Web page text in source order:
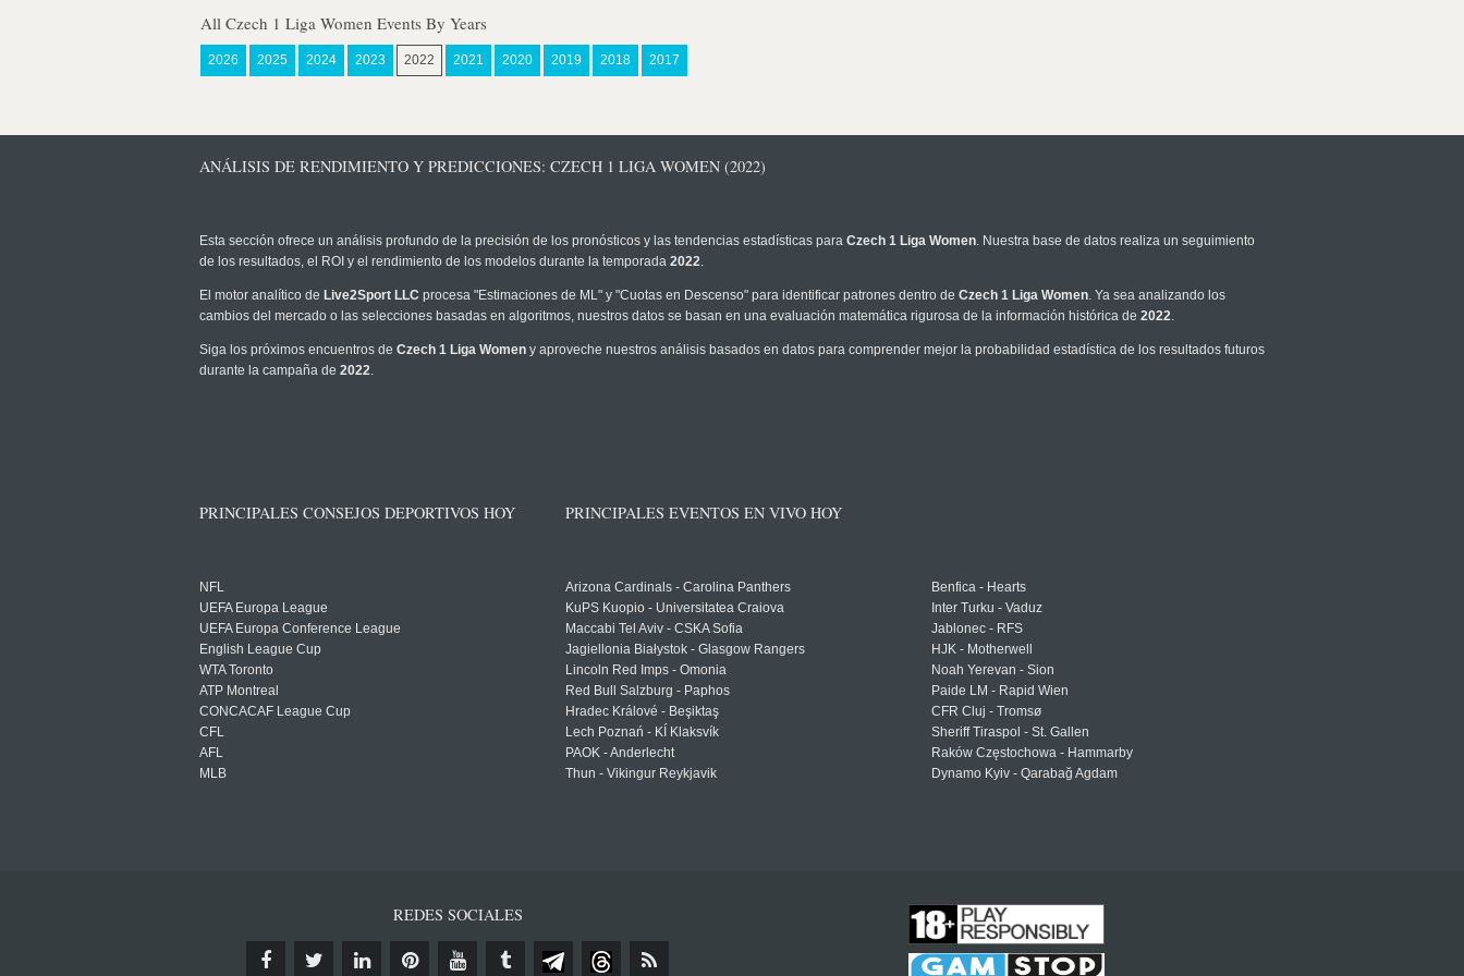
All Czech 1 Liga Women Events By Years
2026 2025 2024 2023 2022 2021 2020 2019 2018 2017
ANÁLISIS DE RENDIMIENTO Y PREDICCIONES: CZECH 1 LIGA WOMEN (2022)
Esta sección ofrece un análisis profundo de la precisión de los pronósticos y las tendencias estadísticas para Czech 1 Liga Women. Nuestra base de datos realiza un seguimiento
de los resultados, el ROI y el rendimiento de los modelos durante la temporada 2022.
El motor analítico de Live2Sport LLC procesa "Estimaciones de ML" y "Cuotas en Descenso" para identificar patrones dentro de Czech 1 Liga Women. Ya sea analizando los
cambios del mercado o las selecciones basadas en algoritmos, nuestros datos se basan en una evaluación matemática rigurosa de la información histórica de 2022.
Siga los próximos encuentros de Czech 1 Liga Women y aproveche nuestros análisis basados en datos para comprender mejor la probabilidad estadística de los resultados futuros
durante la campaña de 2022.
PRINCIPALES CONSEJOS DEPORTIVOS HOY
NFL
UEFA Europa League
UEFA Europa Conference League
English League Cup
WTA Toronto
ATP Montreal
CONCACAF League Cup
CFL
AFL
MLB
PRINCIPALES EVENTOS EN VIVO HOY
Arizona Cardinals - Carolina Panthers
KuPS Kuopio - Universitatea Craiova
Maccabi Tel Aviv - CSKA Sofia
Jagiellonia Białystok - Glasgow Rangers
Lincoln Red Imps - Omonia
Red Bull Salzburg - Paphos
Hradec Králové - Beşiktaş
Lech Poznań - KÍ Klaksvík
PAOK - Anderlecht
Thun - Vikingur Reykjavik
Benfica - Hearts
Inter Turku - Vaduz
Jablonec - RFS
HJK - Motherwell
Noah Yerevan - Sion
Paide LM - Rapid Wien
CFR Cluj - Tromsø
Sheriff Tiraspol - St. Gallen
Raków Częstochowa - Hammarby
Dynamo Kyiv - Qarabağ Agdam
REDES SOCIALES